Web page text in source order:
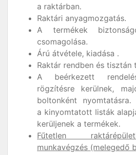
a raktárban.
Raktári anyagmozgatás.
A termékek
csomagolása.
Árú átvétele, kiadása .
Raktár rendben és tisztán
A beérkezett
rögzítésre kerülnek,
boltonként
a kinyomtatott listák
kerüljenek a termékek.
Fűtetlen
munkavégzés (melegedő